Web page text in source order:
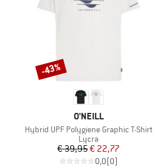
MERK
O'NEILL
Artikel
Hybrid UPF Polygiene Graphic T-Shirt
Productgroep
Lycra
Prijs
€ 39,95Verlaagde prijs
€ 22,77
0,0(0)
Korting
-43%